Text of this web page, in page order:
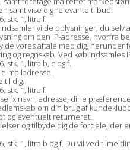
samt vise dig relevante tilbud.
stk. 1, litra f.
vi de oplysninger, du
om den IP-adresse, hvorfra
vores aftale med dig,
og regnskab. Ved køb
stk. 1, litra b, c og f.
mailadresse.
til dig.
stk. 1, litra f.
fx navn, adresse, dine
om din brug af
og eventuelt returneret.
og tilbyde dig de fordele,
1, litra b og f. Du vil ved